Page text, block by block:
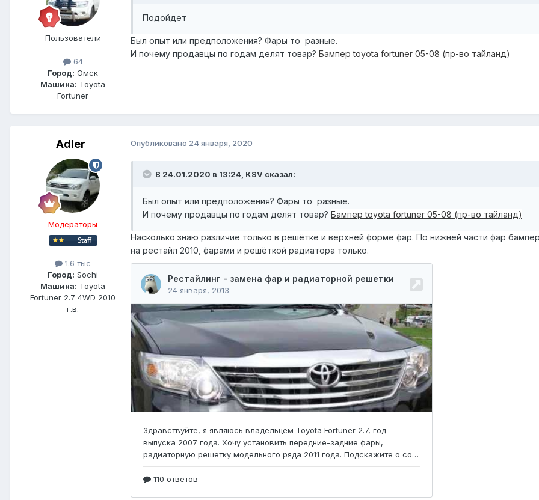
Пользователи
64
Город: Омск
Машина: Toyota
Fortuner
Подойдет
Был опыт или предположения? Фары то разные.
И почему продавцы по годам делят товар? Бампер toyota fortuner 05-08 (пр-во тайланд)
Adler
Модераторы
1.6 тыс
Город: Sochi
Машина: Toyota
Fortuner 2.7 4WD 2010
г.в.
Опубликовано 24 января, 2020
В 24.01.2020 в 13:24, KSV сказал:
Был опыт или предположения? Фары то разные.
И почему продавцы по годам делят товар? Бампер toyota fortuner 05-08 (пр-во тайланд)
Насколько знаю различие только в решётке и верхней форме фар. По нижней части фар
на рестайл 2010, фарами и решёткой радиатора только.